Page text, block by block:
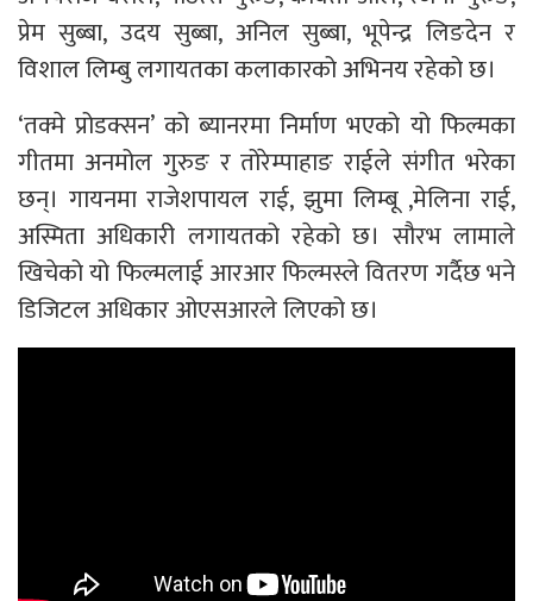
प्रेम सुब्बा, उदय सुब्बा, अनिल सुब्बा, भूपेन्द्र लिङदेन र
विशाल लिम्बु लगायतका कलाकारको अभिनय रहेको छ।
‘तक्मे प्रोडक्सन’ को ब्यानरमा निर्माण भएको यो फिल्मका
गीतमा अनमोल गुरुङ र तोरेम्पाहाङ राईले संगीत भरेका
छन्। गायनमा राजेशपायल राई, झुमा लिम्बू ,मेलिना राई,
अस्मिता अधिकारी लगायतको रहेको छ। सौरभ लामाले
खिचेको यो फिल्मलाई आरआर फिल्मस्ले वितरण गर्दैछ भने
डिजिटल अधिकार ओएसआरले लिएको छ।